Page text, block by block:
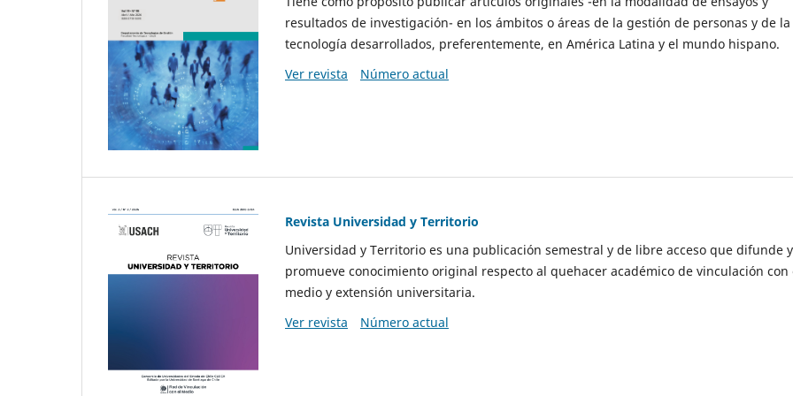
resultados de investigación- en los ámbitos o áreas de la gestión de personas y de la
tecnología desarrollados, preferentemente, en América Latina y el mundo hispano.
Ver revista
Número actual
Revista Universidad y Territorio
Universidad y Territorio es una publicación semestral y de libre acceso que difunde y
promueve conocimiento original respecto al quehacer académico de vinculación con
medio y extensión universitaria.
Ver revista
Número actual